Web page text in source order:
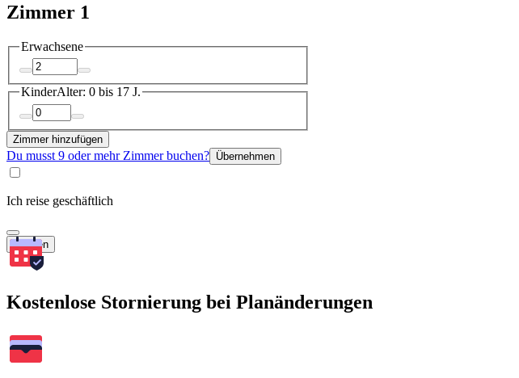
Zimmer 1
Erwachsene
KinderAlter: 0 bis 17 J.
Zimmer hinzufügen
Du musst 9 oder mehr Zimmer buchen? Übernehmen
Ich reise geschäftlich
Suchen
Kostenlose Stornierung bei Planänderungen